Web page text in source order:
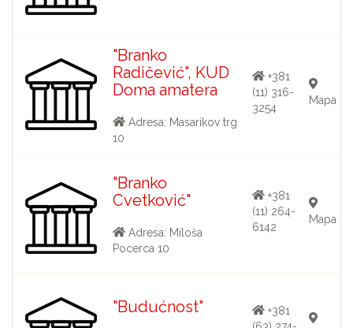
"Branko
Radičević", KUD
Doma amatera
Adresa: Masarikov trg
10
+381
(11) 316-
3254
Mapa
"Branko
Cvetković"
Adresa: Miloša
Pocerca 10
+381
(11) 264-
6142
Mapa
"Budućnost"
+381